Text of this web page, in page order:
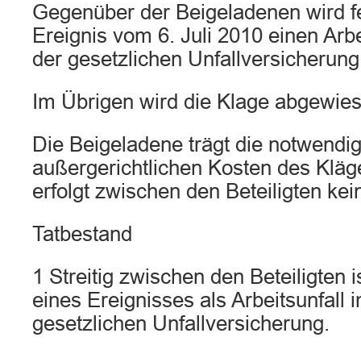
Gegenüber der Beigeladenen wird
Ereignis vom 6. Juli 2010 einen
der gesetzlichen
Im Übrigen wird die Klage
Die Beigeladene trägt die
außergerichtlichen Kosten des
erfolgt zwischen den Beteiligten
Tatbestand
1 Streitig zwischen den Beteiligten
eines Ereignisses als Arbeitsunfall
gesetzlichen Unfallversicherung.